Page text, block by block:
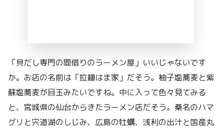
「貝だし専門の間借りのラーメン屋」いいじゃないです
か。お店の名前は「拉麺はま家」だそう。柚子塩蕎麦と紫
蘇塩蕎麦が目玉みたいですね。中に入って色々見てみる
と、宮城県の仙台からきたラーメン店だそう。桑名のハマ
グリと宍道湖のしじみ、広島の牡蠣、浅利の出汁と国産丸